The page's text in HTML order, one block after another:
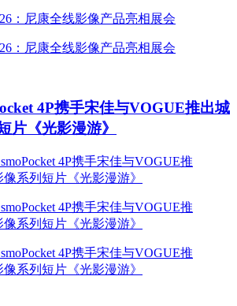
4P携手宋佳与VOGUE推出城
片《光影漫游》